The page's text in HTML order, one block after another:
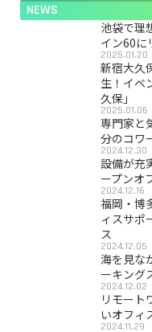
NEWS
池袋で理
イン60に
2025.01.20
新宿大久
生！イベ
久保」
2025.01.06
専門家と
分のコワ
2024.12.30
設備が充
ープンオ
2024.12.16
福岡・博
ィスサポ
ス
2024.12.05
海を見な
ーキング
2024.12.02
リモート
いオフィ
2024.11.29